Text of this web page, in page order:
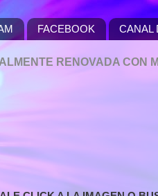
FACEBOOK CANAL
RENOVADA CON